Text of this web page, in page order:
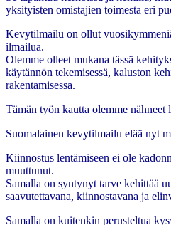
yksityisten omistajien toimesta eri
Kevytilmailu on ollut
ilmailua.
Olemme olleet mukana tässä
käytännön tekemisessä, kaluston
rakentamisessa.
Tämän työn kautta olemme
Suomalainen kevytilmailu elää nyt
Kiinnostus lentämiseen ei ole
muuttunut.
Samalla on syntynyt tarve kehittää
saavutettavana, kiinnostavana ja
Samalla on kuitenkin perusteltua